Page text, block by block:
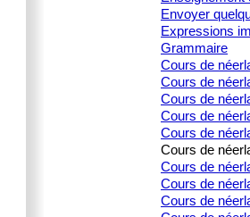
Envoyer
Expressions
Grammaire
Cours de
Cours de
Cours de
Cours de
Cours de
Cours de
Cours de
Cours de
Cours de